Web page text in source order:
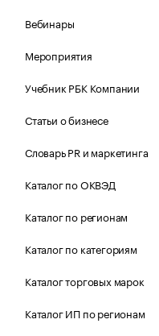
Вебинары
Мероприятия
Учебник РБК Компании
Статьи о бизнесе
Словарь PR и маркетинга
Каталог по ОКВЭД
Каталог по регионам
Каталог по категориям
Каталог торговых марок
Каталог ИП по регионам